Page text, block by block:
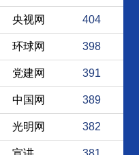
央视网 404
环球网 398
党建网 391
中国网 389
光明网 382